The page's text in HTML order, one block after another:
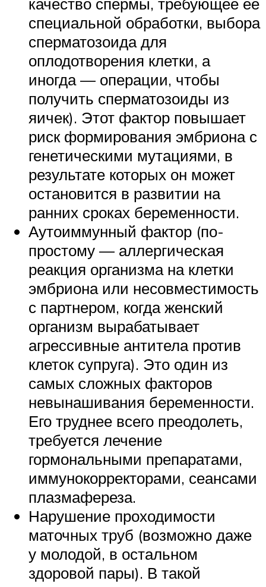
специальной обработки, выбора
сперматозоида для
оплодотворения клетки, а
иногда — операции, чтобы
получить сперматозоиды из
яичек). Этот фактор повышает
риск формирования эмбриона с
генетическими мутациями, в
результате которых он может
остановится в развитии на
ранних сроках беременности.
Аутоиммунный фактор (по-
простому — аллергическая
реакция организма на клетки
эмбриона или несовместимость
с партнером, когда женский
организм вырабатывает
агрессивные антитела против
клеток супруга). Это один из
самых сложных факторов
невынашивания беременности.
Его труднее всего преодолеть,
требуется лечение
гормональными препаратами,
иммунокорректорами, сеансами
плазмафереза.
Нарушение проходимости
маточных труб (возможно даже
у молодой, в остальном
здоровой пары). В такой